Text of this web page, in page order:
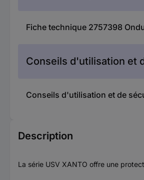
Fiche technique 2757398
Conseils d'utilisation et
Conseils d'utilisation et de
Description
La série USV XANTO offre une